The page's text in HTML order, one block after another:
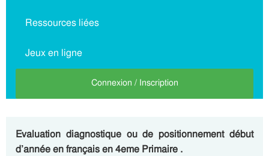
Ressources liées
Jeux en ligne
Connexion / Inscription
Evaluation diagnostique ou de positionnement début
d’année en français en 4eme Primaire .